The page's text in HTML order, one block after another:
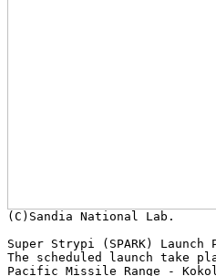
Super Strypi (SPARK)
The scheduled launch take